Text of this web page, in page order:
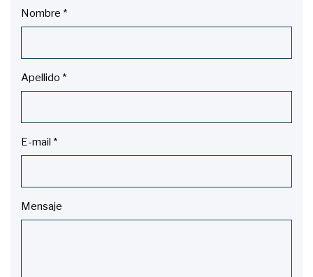
Nombre *
Apellido *
E-mail *
Mensaje